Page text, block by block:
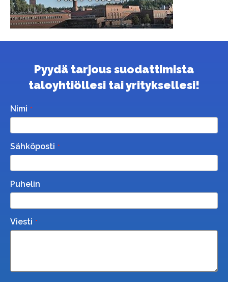
Pyydä tarjous suodattimista
taloyhtiöllesi tai yrityksellesi!
Nimi
Sähköposti
Puhelin
Viesti